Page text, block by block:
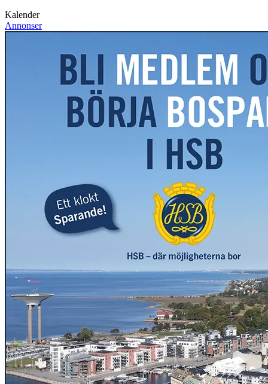
Kalender
Annonser